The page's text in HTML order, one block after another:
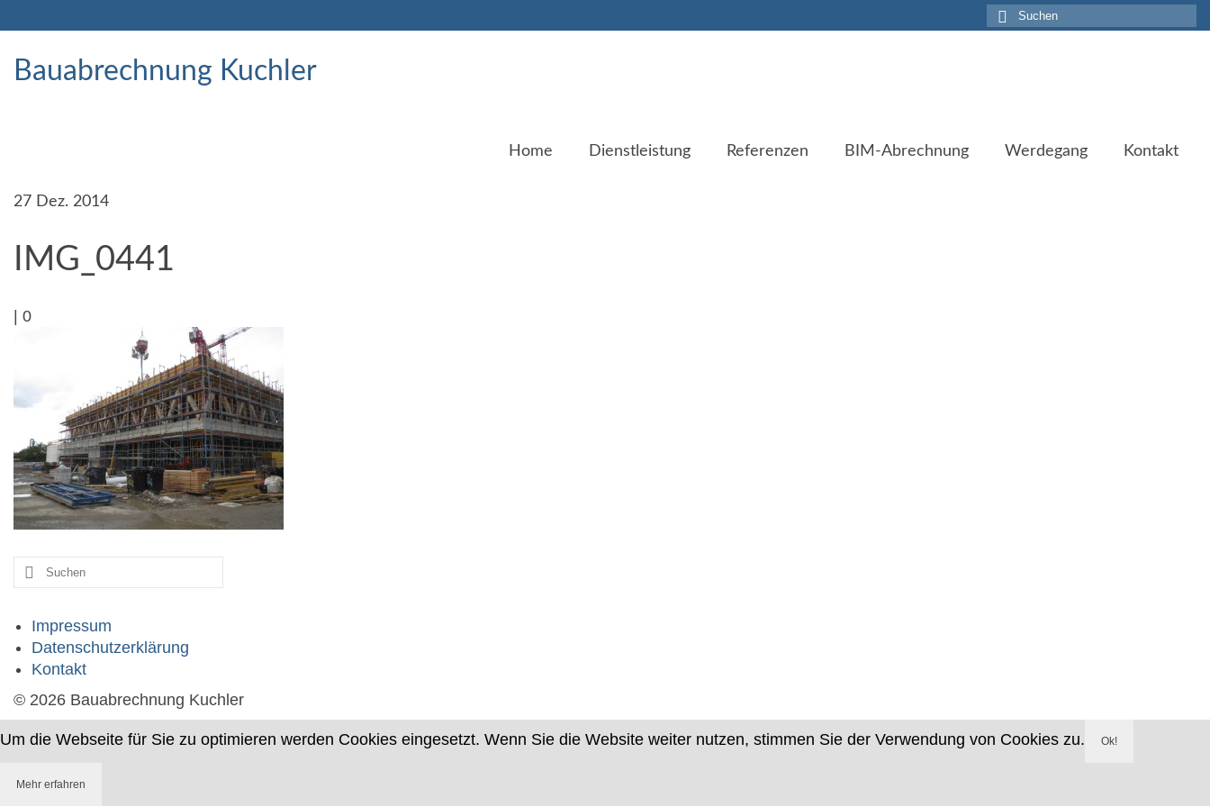
Suche
nach:
Bauabrechnung Kuchler
Home Dienstleistung Referenzen BIM-Abrechnung Werdegang Kontakt
27 Dez. 2014
IMG_0441
0
Suche
nach:
Impressum
Datenschutzerklärung
Kontakt
© 2026 Bauabrechnung Kuchler
Um die Webseite für Sie zu optimieren werden Cookies eingesetzt. Wenn Sie die Website weiter nutzen, stimmen Sie der Verwendung von Cookies zu. Ok!
Mehr erfahren